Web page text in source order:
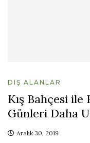
DIŞ ALANLAR
Kış Bahçesi ile
Günleri Daha
Aralık 30, 2019